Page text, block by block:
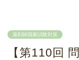
薬剤師国家試験対策
【第110回